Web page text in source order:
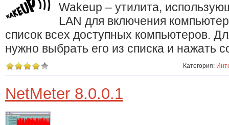
Wakeup – утилита,
LAN для включения
список всех доступных компьютеров.
нужно выбрать его из списка и нажать
Категория:
NetMeter 8.0.0.1